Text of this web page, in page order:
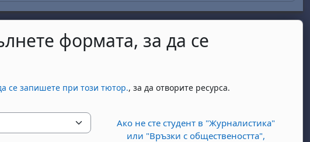
формата, за да се
се запишете при този тютор., за да отворите ресурса.
Ако не сте студент в "Журналистика"
или "Връзки с обществеността",